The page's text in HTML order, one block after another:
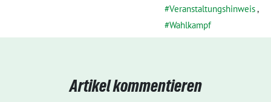
Veranstaltungshinweis,
Wahlkampf
Artikel kommentieren